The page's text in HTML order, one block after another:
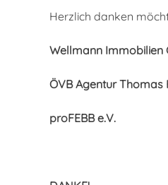
Herzlich danken
Wellmann Immobilien
ÖVB Agentur
proFEBB e.V.